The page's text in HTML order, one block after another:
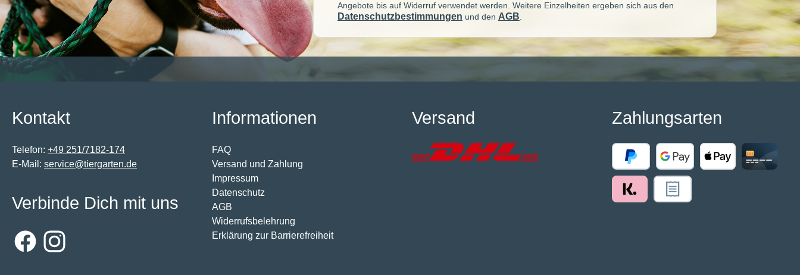
Angebote bis auf Widerruf verwendet werden. Weitere Einzelheiten ergeben sich aus den
Datenschutzbestimmungen und den AGB
Kontakt
Telefon: +49 251/7182-174
E-Mail: service@tiergarten.de
Informationen
FAQ
Versand und Zahlung
Impressum
Datenschutz
AGB
Widerrufsbelehrung
Erklärung zur Barrierefreiheit
Versand Zahlungsarten
Verbinde Dich mit uns
FacebookInstagram